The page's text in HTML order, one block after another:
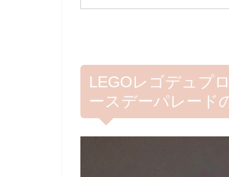
LEGOレゴデュプ
ースデーパレード